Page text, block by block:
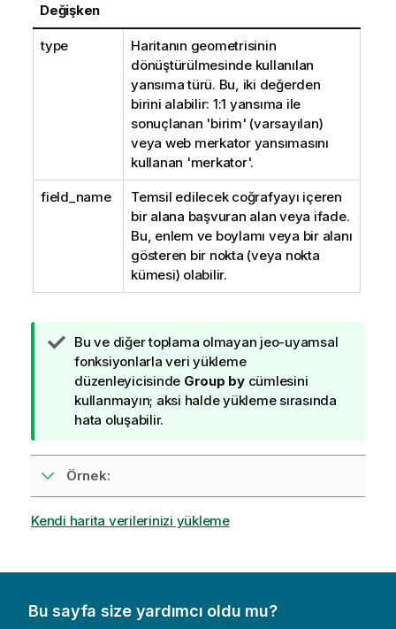
Değişken
type
Haritanın geometrisinin
dönüştürülmesinde kullanılan
yansıma türü. Bu, iki değerden
birini alabilir: 1:1 yansıma ile
sonuçlanan 'birim' (varsayılan)
veya web merkator yansımasını
kullanan 'merkator'.
field_name
Temsil edilecek coğrafyayı içeren
bir alana başvuran alan veya ifade.
Bu, enlem ve boylamı veya bir alanı
gösteren bir nokta (veya nokta
kümesi) olabilir.
İ
p
u
c
u
o
t
u
Bu ve diğer toplama olmayan jeo-uyamsal
fonksiyonlarla veri yükleme
düzenleyicisinde Group bycümlesini
kullanmayın; aksi halde yükleme sırasında
hata oluşabilir.
Örnek:
Kendi harita verilerinizi yükleme
Bu sayfa size yardımcı oldu mu?